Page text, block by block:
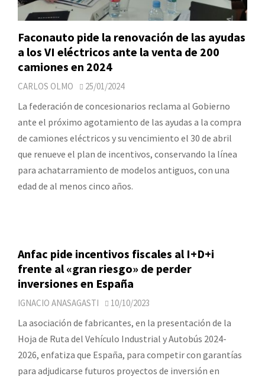
Faconauto pide la renovación de las ayudas
a los VI eléctricos ante la venta de 200
camiones en 2024
CARLOS OLMO 25/01/2024
La federación de concesionarios reclama al Gobierno
ante el próximo agotamiento de las ayudas a la compra
de camiones eléctricos y su vencimiento el 30 de abril
que renueve el plan de incentivos, conservando la línea
para achatarramiento de modelos antiguos, con una
edad de al menos cinco años.
Anfac pide incentivos fiscales al I+D+i
frente al «gran riesgo» de perder
inversiones en España
IGNACIO ANASAGASTI 10/10/2023
La asociación de fabricantes, en la presentación de la
Hoja de Ruta del Vehículo Industrial y Autobús 2024-
2026, enfatiza que España, para competir con garantías
para adjudicarse futuros proyectos de inversión en